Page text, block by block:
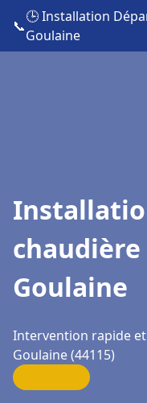
📞
🕒 Installation
Goulaine
Goulaine
Intervention rapide
Goulaine (44115)